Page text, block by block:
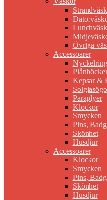
Övriga
Accessoarer
Plånböcker
Kepsar &
Paraplyer
Klockor
Smycken
Pins,
Skönhet
Husdjur
Accessoarer
Klockor
Smycken
Pins,
Skönhet
Husdjur